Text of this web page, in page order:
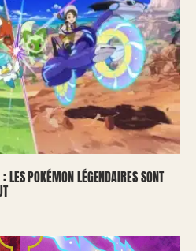
LES POKÉMON LÉGENDAIRES SONT